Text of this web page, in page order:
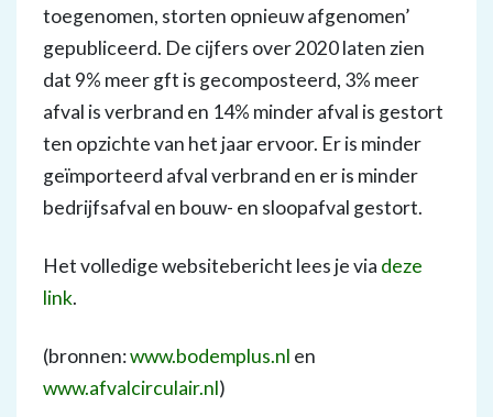
toegenomen, storten opnieuw afgenomen’
gepubliceerd. De cijfers over 2020 laten zien
dat 9% meer gft is gecomposteerd, 3% meer
afval is verbrand en 14% minder afval is gestort
ten opzichte van het jaar ervoor. Er is minder
geïmporteerd afval verbrand en er is minder
bedrijfsafval en bouw- en sloopafval gestort.
Het volledige websitebericht lees je via deze
link.
(bronnen:www.bodemplus.nl en
www.afvalcirculair.nl)